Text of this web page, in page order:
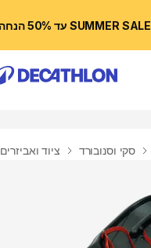
SUMMER SALE עד 50% הנחה 🛍️
סקי וסנובורד ציוד ואביזרים